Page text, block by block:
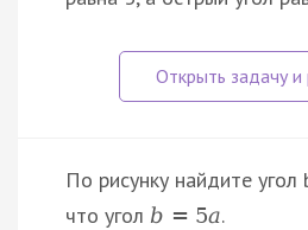
По рисунку найдите угол
что угол b = 5a.